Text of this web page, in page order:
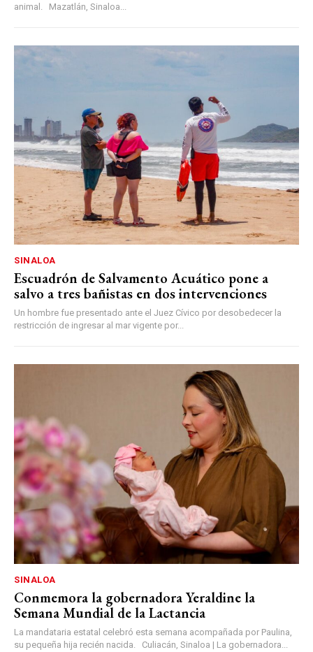
animal. Mazatlán, Sinaloa...
SINALOA
Escuadrón de Salvamento Acuático pone a
salvo a tres bañistas en dos intervenciones
Un hombre fue presentado ante el Juez Cívico por desobedecer la
restricción de ingresar al mar vigente por...
SINALOA
Conmemora la gobernadora Yeraldine la
Semana Mundial de la Lactancia
La mandataria estatal celebró esta semana acompañada por Paulina,
su pequeña hija recién nacida. Culiacán, Sinaloa | La gobernadora...